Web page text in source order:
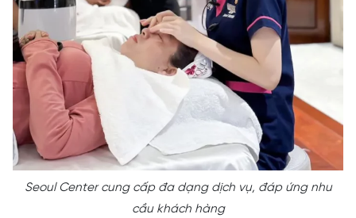
Seoul Center cung cấp đa dạng dịch vụ, đáp ứng nhu
cầu khách hàng